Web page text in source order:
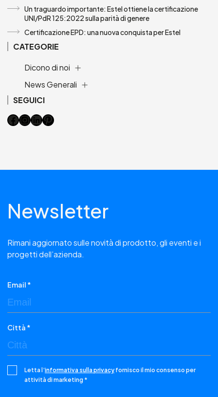
Un traguardo importante: Estel ottiene la certificazione
UNI/PdR 125:2022 sulla parità di genere
Certificazione EPD: una nuova conquista per Estel
CATEGORIE
Dicono di noi
News Generali
SEGUICI
Facebook
Instagram
LinkedIn
Pinterest
Newsletter
Rimani aggiornato sulle novità di prodotto, gli eventi e i
progetti dell’azienda.
Email *
Città *
Letta l’informativa sulla privacy fornisco il mio consenso per
attività di marketing *